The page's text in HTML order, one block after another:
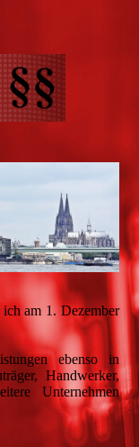
am 1. Dezember
ebenso in
Handwerker,
Unternehmen